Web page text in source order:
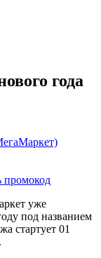
года
промокод
уже
под названием
стартует 01